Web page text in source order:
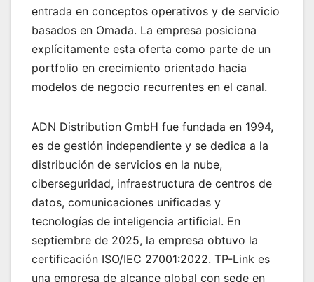
entrada en conceptos operativos y de servicio
basados en Omada. La empresa posiciona
explícitamente esta oferta como parte de un
portfolio en crecimiento orientado hacia
modelos de negocio recurrentes en el canal.
ADN Distribution GmbH fue fundada en 1994,
es de gestión independiente y se dedica a la
distribución de servicios en la nube,
ciberseguridad, infraestructura de centros de
datos, comunicaciones unificadas y
tecnologías de inteligencia artificial. En
septiembre de 2025, la empresa obtuvo la
certificación ISO/IEC 27001:2022. TP-Link es
una empresa de alcance global con sede en